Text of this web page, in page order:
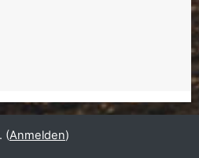
(Anmelden)